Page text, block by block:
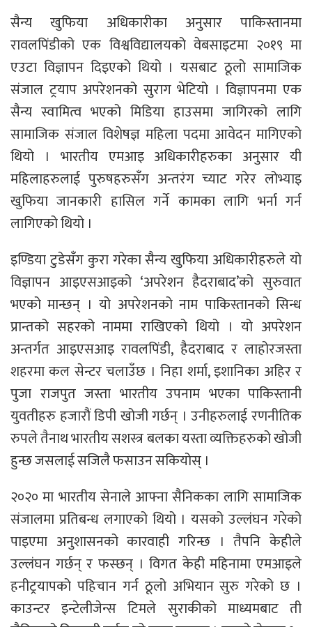
सैन्य खुफिया अधिकारीका अनुसार पाकिस्तानमा
रावलपिंडीको एक विश्वविद्यालयको वेबसाइटमा २०१९ मा
एउटा विज्ञापन दिइएको थियो । यसबाट ठूलो सामाजिक
संजाल ट्रयाप अपरेशनको सुराग भेटियो । विज्ञापनमा एक
सैन्य स्वामित्व भएको मिडिया हाउसमा जागिरको लागि
सामाजिक संजाल विशेषज्ञ महिला पदमा आवेदन मागिएको
थियो । भारतीय एमआइ अधिकारीहरुका अनुसार यी
महिलाहरुलाई पुरुषहरुसँग अन्तरंग च्याट गरेर लोभ्याइ
खुफिया जानकारी हासिल गर्ने कामका लागि भर्ना गर्न
लागिएको थियो ।
इण्डिया टुडेसँग कुरा गरेका सैन्य खुफिया अधिकारीहरुले यो
विज्ञापन आइएसआइको ‘अपरेशन हैदराबाद’को सुरुवात
भएको मान्छन् । यो अपरेशनको नाम पाकिस्तानको सिन्ध
प्रान्तको सहरको नाममा राखिएको थियो । यो अपरेशन
अन्तर्गत आइएसआइ रावलपिंडी, हैदराबाद र लाहोरजस्ता
शहरमा कल सेन्टर चलाउँछ । निहा शर्मा, इशानिका अहिर र
पुजा राजपुत जस्ता भारतीय उपनाम भएका पाकिस्तानी
युवतीहरु हजारौं डिपी खोजी गर्छन् । उनीहरुलाई रणनीतिक
रुपले तैनाथ भारतीय सशस्त्र बलका यस्ता व्यक्तिहरुको खोजी
हुन्छ जसलाई सजिलै फसाउन सकियोस् ।
२०२० मा भारतीय सेनाले आफ्ना सैनिकका लागि सामाजिक
संजालमा प्रतिबन्ध लगाएको थियो । यसको उल्लंघन गरेको
पाइएमा अनुशासनको कारवाही गरिन्छ । तैपनि केहीले
उल्लंघन गर्छन् र फस्छन् । विगत केही महिनामा एमआइले
हनीट्रयापको पहिचान गर्न ठूलो अभियान सुरु गरेको छ ।
काउन्टर इन्टेलीजेन्स टिमले सुराकीको माध्यमबाट ती